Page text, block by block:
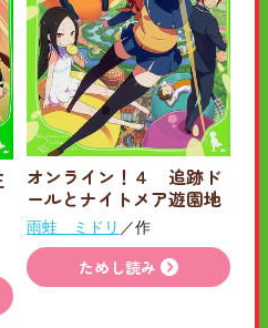
オンライン！４ 追跡ド
ールとナイトメア遊園地
雨蛙 ミドリ ／作
ためし読み